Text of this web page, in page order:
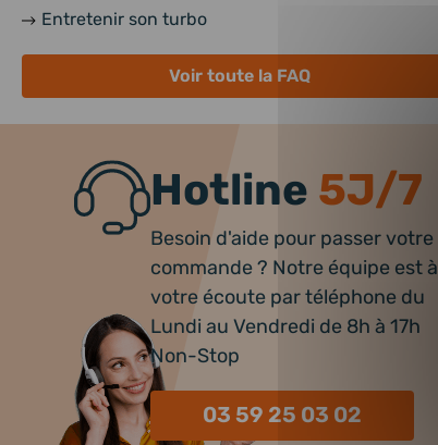
Entretenir son turbo
Voir toute la FAQ
Hotline 5J/7
Besoin d'aide pour passer votre
commande ? Notre équipe est à
votre écoute par téléphone du
Lundi au Vendredi de 8h à 17h
Non-Stop
03 59 25 03 02